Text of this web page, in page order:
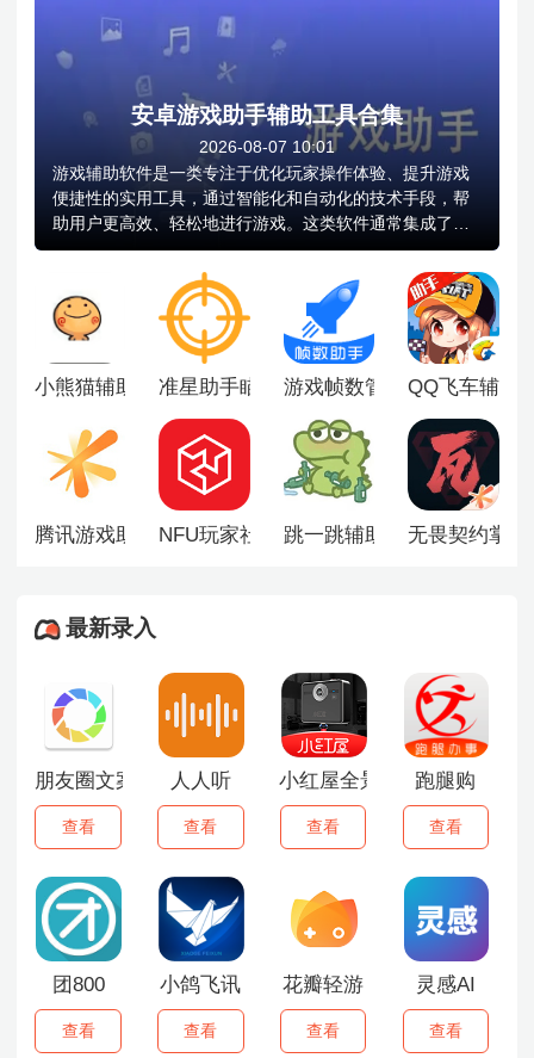
安卓游戏助手辅助工具合集
2026-08-07 10:01
游戏辅助软件是一类专注于优化玩家操作体验、提升游戏
便捷性的实用工具，通过智能化和自动化的技术手段，帮
助用户更高效、轻松地进行游戏。这类软件通常集成了多
种功能，如自动完成日常任务、智能挂机刷怪、一键执行
复杂连招、优化游戏界面布局以及自定义快捷操作流程
等，能够显著减少重复性手动操作，降低上手难度，尤其
适合时间有限或希望提升效率的玩家，部分辅助工具还支
持对游戏交互逻辑进行个性化调整。
小熊猫辅助器超自然游戏包
准星助手瞄准器十字架游戏帧数管家90FPSQQ飞车辅助
腾讯游戏助手 NFU玩家社区 跳一跳辅助神器无畏契约掌
最新录入
朋友圈文案助手
查看
人人听
查看
小红屋全景相机
查看
跑腿购
查看
团800
查看
小鸽飞讯
查看
花瓣轻游
查看
灵感AI
查看